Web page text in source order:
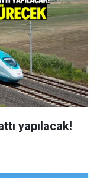
yapılacak!